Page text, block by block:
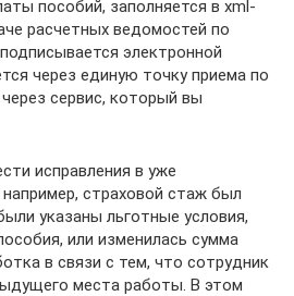
пособий, заполняется в xml-
расчетных ведомостей по
электронной
через единую точку приема по
сервис, который вы
исправления в уже
страховой стаж был
указаны льготные условия,
или изменилась сумма
в связи с тем, что сотрудник
места работы. В этом